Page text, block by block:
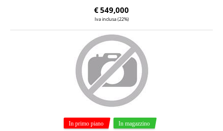
€549,000
Iva inclusa (22%)